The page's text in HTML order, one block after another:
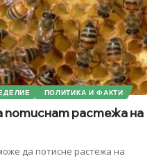
ПОЛИТИКА И ФАКТИ
потиснат растежа на
да потисне растежа на